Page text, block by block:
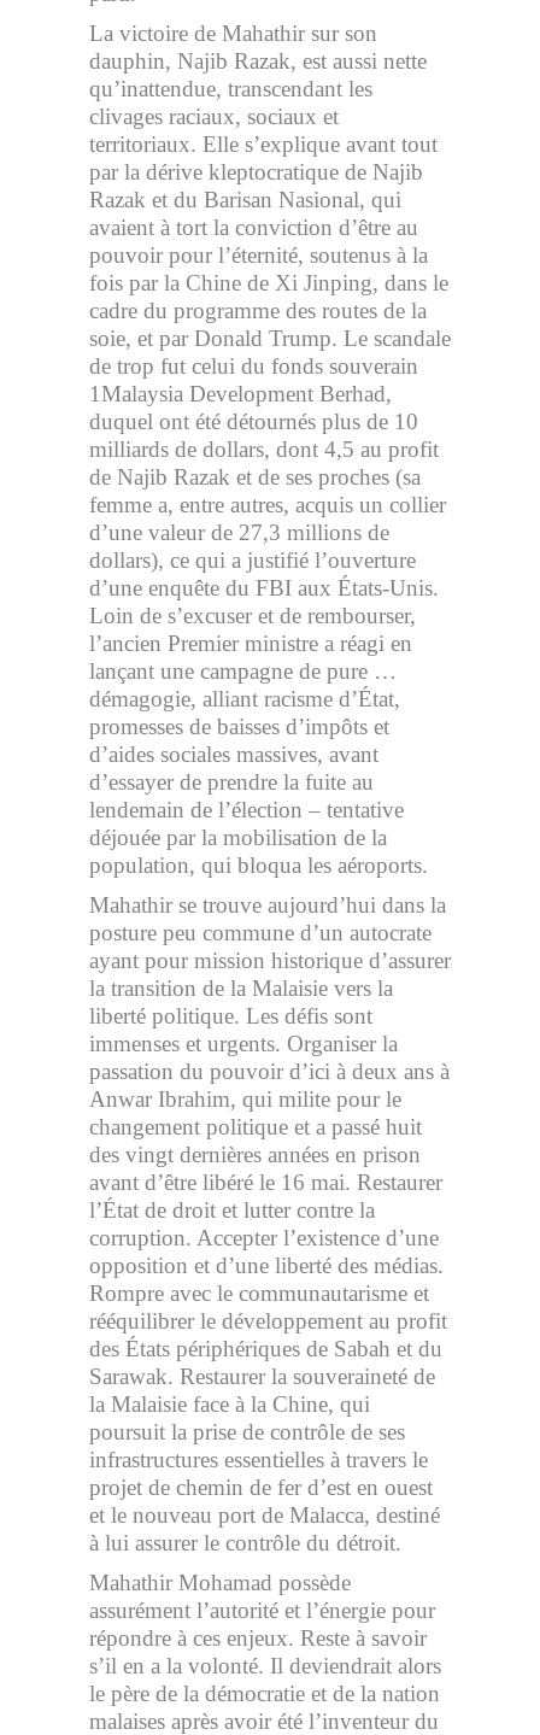
La victoire de Mahathir sur son
dauphin, Najib Razak, est aussi nette
qu’inattendue, transcendant les
clivages raciaux, sociaux et
territoriaux. Elle s’explique avant tout
par la dérive kleptocratique de Najib
Razak et du Barisan Nasional, qui
avaient à tort la conviction d’être au
pouvoir pour l’éternité, soutenus à la
fois par la Chine de Xi Jinping, dans le
cadre du programme des routes de la
soie, et par Donald Trump. Le scandale
de trop fut celui du fonds souverain
1Malaysia Development Berhad,
duquel ont été détournés plus de 10
milliards de dollars, dont 4,5 au profit
de Najib Razak et de ses proches (sa
femme a, entre autres, acquis un collier
d’une valeur de 27,3 millions de
dollars), ce qui a justifié l’ouverture
d’une enquête du FBI aux États-Unis.
Loin de s’excuser et de rembourser,
l’ancien Premier ministre a réagi en
lançant une campagne de pure …
démagogie, alliant racisme d’État,
promesses de baisses d’impôts et
d’aides sociales massives, avant
d’essayer de prendre la fuite au
lendemain de l’élection – tentative
déjouée par la mobilisation de la
population, qui bloqua les aéroports.
Mahathir se trouve aujourd’hui dans la
posture peu commune d’un autocrate
ayant pour mission historique d’assurer
la transition de la Malaisie vers la
liberté politique. Les défis sont
immenses et urgents. Organiser la
passation du pouvoir d’ici à deux ans à
Anwar Ibrahim, qui milite pour le
changement politique et a passé huit
des vingt dernières années en prison
avant d’être libéré le 16 mai. Restaurer
l’État de droit et lutter contre la
corruption. Accepter l’existence d’une
opposition et d’une liberté des médias.
Rompre avec le communautarisme et
rééquilibrer le développement au profit
des États périphériques de Sabah et du
Sarawak. Restaurer la souveraineté de
la Malaisie face à la Chine, qui
poursuit la prise de contrôle de ses
infrastructures essentielles à travers le
projet de chemin de fer d’est en ouest
et le nouveau port de Malacca, destiné
à lui assurer le contrôle du détroit.
Mahathir Mohamad possède
assurément l’autorité et l’énergie pour
répondre à ces enjeux. Reste à savoir
s’il en a la volonté. Il deviendrait alors
le père de la démocratie et de la nation
malaises après avoir été l’inventeur du